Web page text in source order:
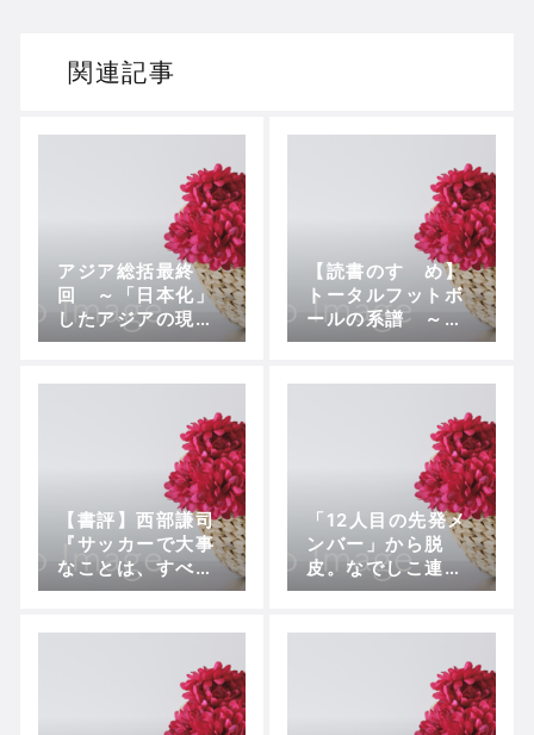
関連記事
アジア総括最終
回 ～「日本化」
したアジアの現状
と将来性
【読書のすゝめ】
トータルフットボ
ールの系譜 ～ク
ライフ、グアルデ
【書評】西部謙司
『サッカーで大事
なことは、すべて
ゲームの中にあ
「12人目の先発メ
ンバー」から脱
皮。なでしこ連覇
の鍵を握るMF宇津